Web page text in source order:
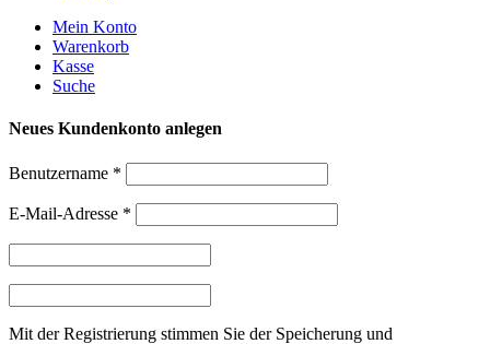
Mein Konto
Warenkorb
Kasse
Suche
Neues Kundenkonto anlegen
Benutzername *
E-Mail-Adresse *
Mit der Registrierung stimmen Sie der Speicherung und